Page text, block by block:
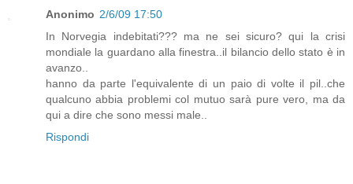
Anonimo 2/6/09 17:50
In Norvegia indebitati??? ma ne sei sicuro? qui la crisi
mondiale la guardano alla finestra..il bilancio dello stato è in
avanzo..
hanno da parte l'equivalente di un paio di volte il pil..che
qualcuno abbia problemi col mutuo sarà pure vero, ma da
qui a dire che sono messi male..
Rispondi